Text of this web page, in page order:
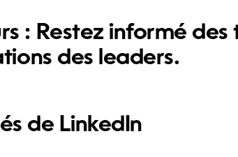
: Restez informé
des leaders.
de LinkedIn